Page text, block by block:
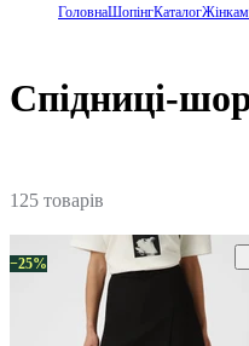
ГоловнаШопінгКаталогЖінкам
Спідниці-
125 товарів
−25%